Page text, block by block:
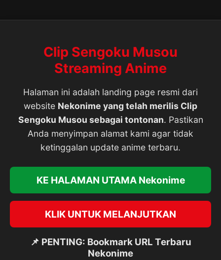
Clip Sengoku Musou
Streaming Anime
Halaman ini adalah landing page resmi dari
website Nekonime yang telah merilis Clip
Sengoku Musou sebagai tontonan. Pastikan
Anda menyimpan alamat kami agar tidak
ketinggalan update anime terbaru.
KE HALAMAN UTAMA Nekonime
KLIK UNTUK MELANJUTKAN
📌 PENTING: Bookmark URL Terbaru
Nekonime